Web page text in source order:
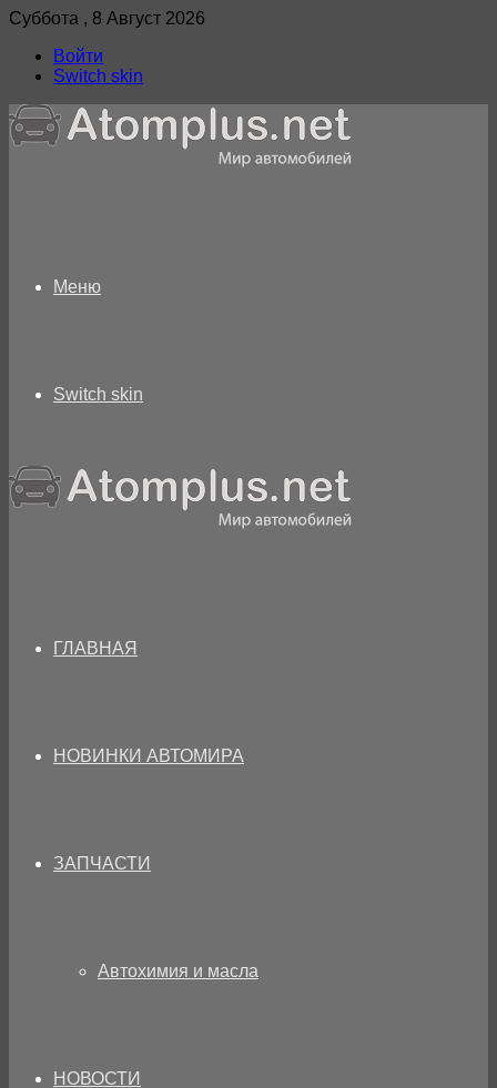
Суббота , 8 Август 2026
Войти
Switch skin
Меню
Switch skin
ГЛАВНАЯ
НОВИНКИ АВТОМИРА
ЗАПЧАСТИ
Автохимия и масла
НОВОСТИ